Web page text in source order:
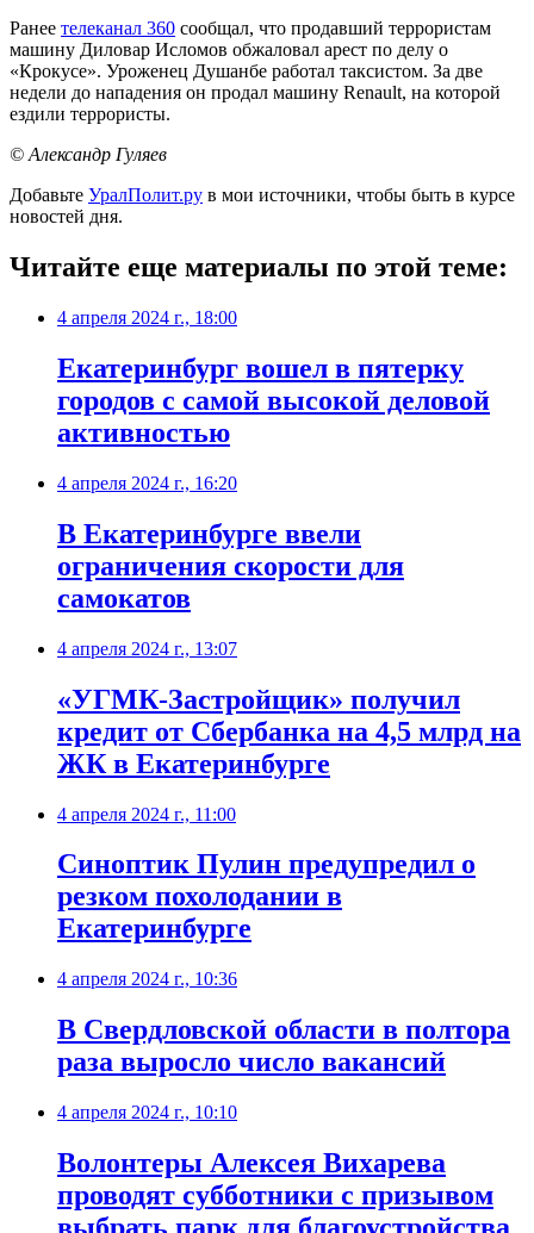
Ранее телеканал 360 сообщал, что продавший террористам
машину Диловар Исломов обжаловал арест по делу о
«Крокусе». Уроженец Душанбе работал таксистом. За две
недели до нападения он продал машину Renault, на которой
ездили террористы.
© Александр Гуляев
Добавьте УралПолит.ру в мои источники, чтобы быть в курсе
новостей дня.
Читайте еще материалы по этой теме:
4 апреля 2024 г., 18:00
Екатеринбург вошел в пятерку
городов с самой высокой деловой
активностью
4 апреля 2024 г., 16:20
В Екатеринбурге ввели
ограничения скорости для
самокатов
4 апреля 2024 г., 13:07
«УГМК-Застройщик» получил
кредит от Сбербанка на 4,5 млрд на
ЖК в Екатеринбурге
4 апреля 2024 г., 11:00
Синоптик Пулин предупредил о
резком похолодании в
Екатеринбурге
4 апреля 2024 г., 10:36
В Свердловской области в полтора
раза выросло число вакансий
4 апреля 2024 г., 10:10
Волонтеры Алексея Вихарева
проводят субботники с призывом